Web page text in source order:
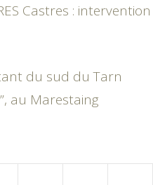
Castres : intervention
du sud du Tarn
au Marestaing